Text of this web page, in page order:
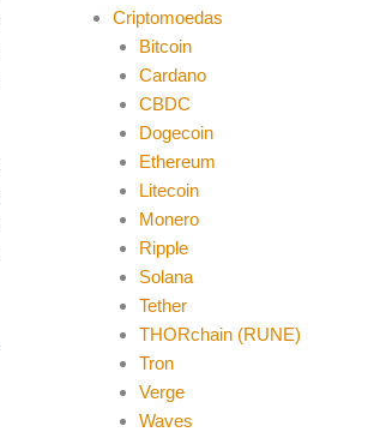
Criptomoedas
Bitcoin
Cardano
CBDC
Dogecoin
Ethereum
Litecoin
Monero
Ripple
Solana
Tether
THORchain (RUNE)
Tron
Verge
Waves